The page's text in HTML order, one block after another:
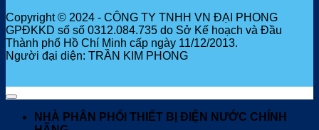
Copyright © 2024 - CÔNG TY TNHH VN ĐẠI PHONG
GPĐKKD số số 0312.084.735 do Sở Kế hoạch và Đầu
Thành phố Hồ Chí Minh cấp ngày 11/12/2013.
Người đại diện: TRẦN KIM PHONG
NHÀ PHÂN PHỐI THIẾT BỊ ĐIỆN NƯỚC CHÍNH